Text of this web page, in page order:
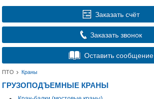
Заказать счёт
Заказать звонок
Оставить сообщение
ПТО Краны
ГРУЗОПОДЪЕМНЫЕ КРАНЫ